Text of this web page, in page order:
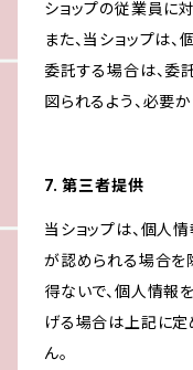
ショップの従業員に
また、当ショップは
委託する場合は、委
図られるよう、必要
7. 第三者提供
当ショップは、個人
が認められる場合を
得ないで、個人情報
げる場合は上記に
ん。